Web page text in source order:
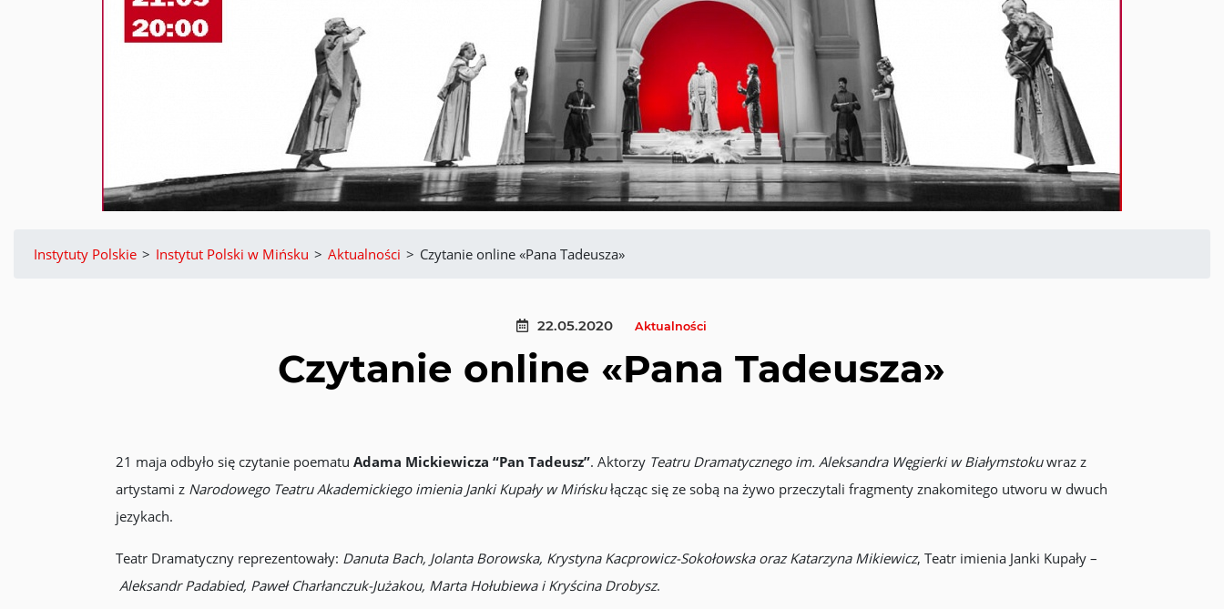
Instytuty Polskie > Instytut Polski w Mińsku > Aktualności > Czytanie online «Pana Tadeusza»
22.05.2020 Aktualności
Czytanie online «Pana Tadeusza»
21 maja odbyło się czytanie poematu Adama Mickiewicza “Pan Tadeusz”. Aktorzy Teatru Dramatycznego im. Aleksandra Węgierki w Białymstokuwraz z
artystami z Narodowego Teatru Akademickiego imienia Janki Kupały w Mińskułącząc się ze sobą na żywo przeczytali fragmenty znakomitego utworu w dwuch
jezykach.
Teatr Dramatyczny reprezentowały: Danuta Bach, Jolanta Borowska, Krystyna Kacprowicz-Sokołowska oraz Katarzyna Mikiewicz, Teatr imienia Janki Kupały –
Aleksandr Padabied, Paweł Charłanczuk-Jużakou, Marta Hołubiewa i Kryścina Drobysz.